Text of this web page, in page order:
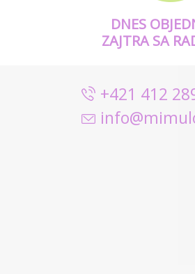
DNES
ZAJTRA SA
+421 412